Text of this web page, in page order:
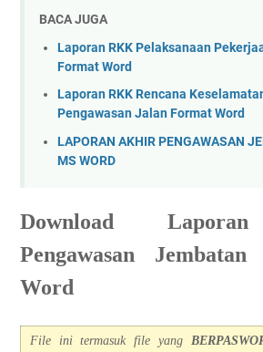
BACA JUGA
Laporan RKK Pelaksanaan
Format Word
Laporan RKK Rencana
Pengawasan Jalan Format Word
LAPORAN AKHIR PENGAWASAN
MS WORD
Download
Pengawasan
Word
File ini termasuk file yang